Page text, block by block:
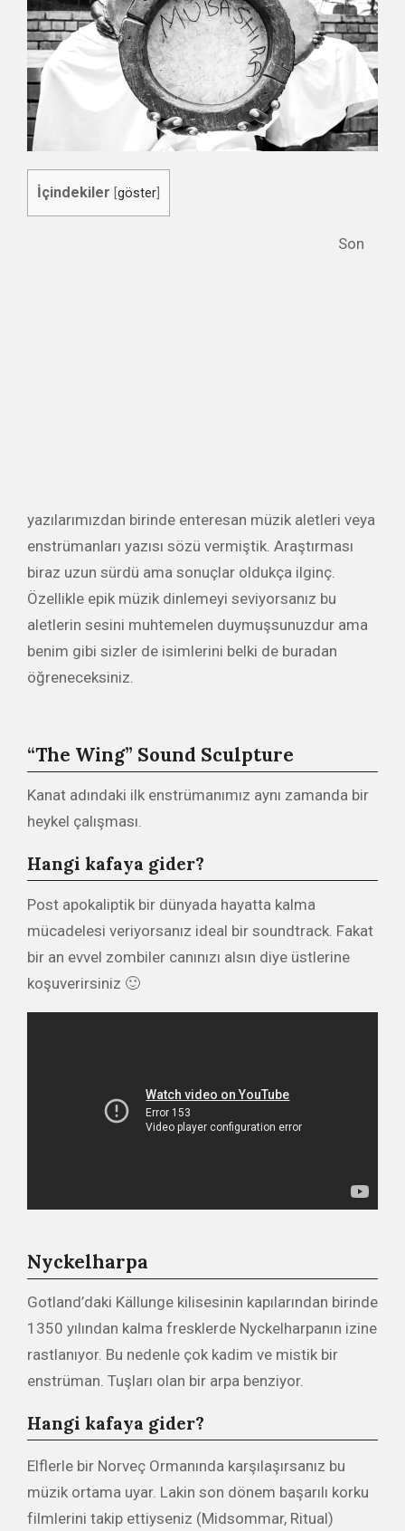
İçindekiler göster
Son
yazılarımızdan birinde enteresan müzik aletleri veya
enstrümanları yazısı sözü vermiştik. Araştırması
biraz uzun sürdü ama sonuçlar oldukça ilginç.
Özellikle epik müzik dinlemeyi seviyorsanız bu
aletlerin sesini muhtemelen duymuşsunuzdur ama
benim gibi sizler de isimlerini belki de buradan
öğreneceksiniz.
“The Wing” Sound Sculpture
Kanat adındaki ilk enstrümanımız aynı zamanda bir
heykel çalışması.
Hangi kafaya gider?
Post apokaliptik bir dünyada hayatta kalma
mücadelesi veriyorsanız ideal bir soundtrack. Fakat
bir an evvel zombiler canınızı alsın diye üstlerine
koşuverirsiniz 🙂
Nyckelharpa
Gotland’daki Källunge kilisesinin kapılarından birinde
1350 yılından kalma fresklerde Nyckelharpanın izine
rastlanıyor. Bu nedenle çok kadim ve mistik bir
enstrüman. Tuşları olan bir arpa benziyor.
Hangi kafaya gider?
Elflerle bir Norveç Ormanında karşılaşırsanız bu
müzik ortama uyar. Lakin son dönem başarılı korku
filmlerini takip ettiyseniz (Midsommar, Ritual)